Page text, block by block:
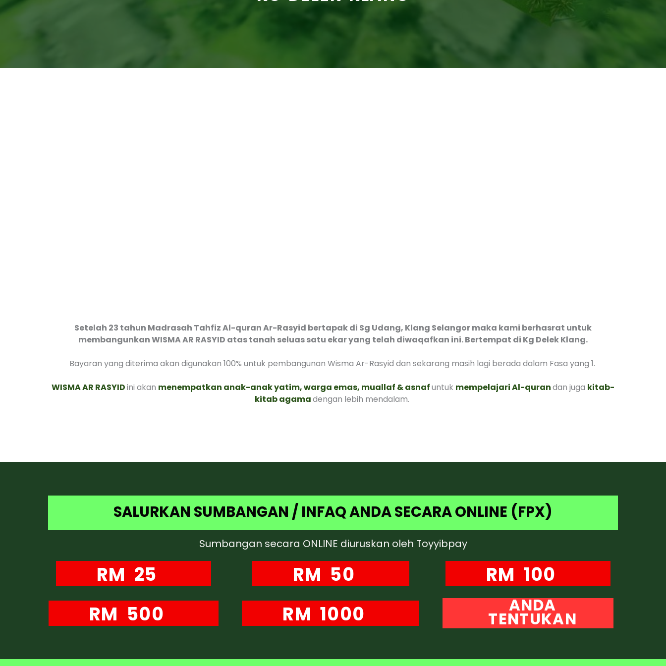
Setelah 23 tahun Madrasah Tahfiz Al-quran Ar-Rasyid bertapak di Sg Udang, Klang Selangor maka kami berhasrat untuk
membangunkan WISMA AR RASYID atas tanah seluas satu ekar yang telah diwaqafkan ini. Bertempat di Kg Delek Klang.
Bayaran yang diterima akan digunakan 100% untuk pembangunan Wisma Ar-Rasyid dan sekarang masih lagi berada dalam Fasa yang 1.
WISMA AR RASYIDini akan menempatkan anak-anak yatim, warga emas, muallaf & asnafuntuk mempelajari Al-qurandan juga kitab-
kitab agamadengan lebih mendalam.
SALURKAN SUMBANGAN / INFAQ ANDA SECARA ONLINE (FPX)
Sumbangan secara ONLINE diuruskan oleh Toyyibpay
RM 25 RM 50
RM 100
RM 500
RM 1000 ANDA
TENTUKAN